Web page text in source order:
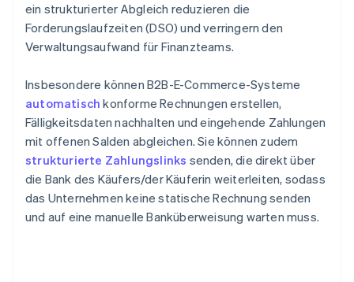
ein strukturierter Abgleich reduzieren die
Forderungslaufzeiten (DSO) und verringern den
Verwaltungsaufwand für Finanzteams.
Insbesondere können B2B-E-Commerce-Systeme
automatisch konforme Rechnungen erstellen,
Fälligkeitsdaten nachhalten und eingehende Zahlungen
mit offenen Salden abgleichen. Sie können zudem
strukturierte Zahlungslinks senden, die direkt über
die Bank des Käufers/der Käuferin weiterleiten, sodass
das Unternehmen keine statische Rechnung senden
und auf eine manuelle Banküberweisung warten muss.